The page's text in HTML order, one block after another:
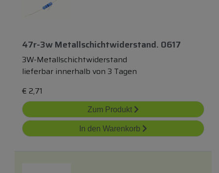
47r-3w Metallschichtwiderstand. 0617
3W-Metallschichtwiderstand
lieferbar innerhalb von 3 Tagen
€ 2,71
Zum Produkt
In den Warenkorb